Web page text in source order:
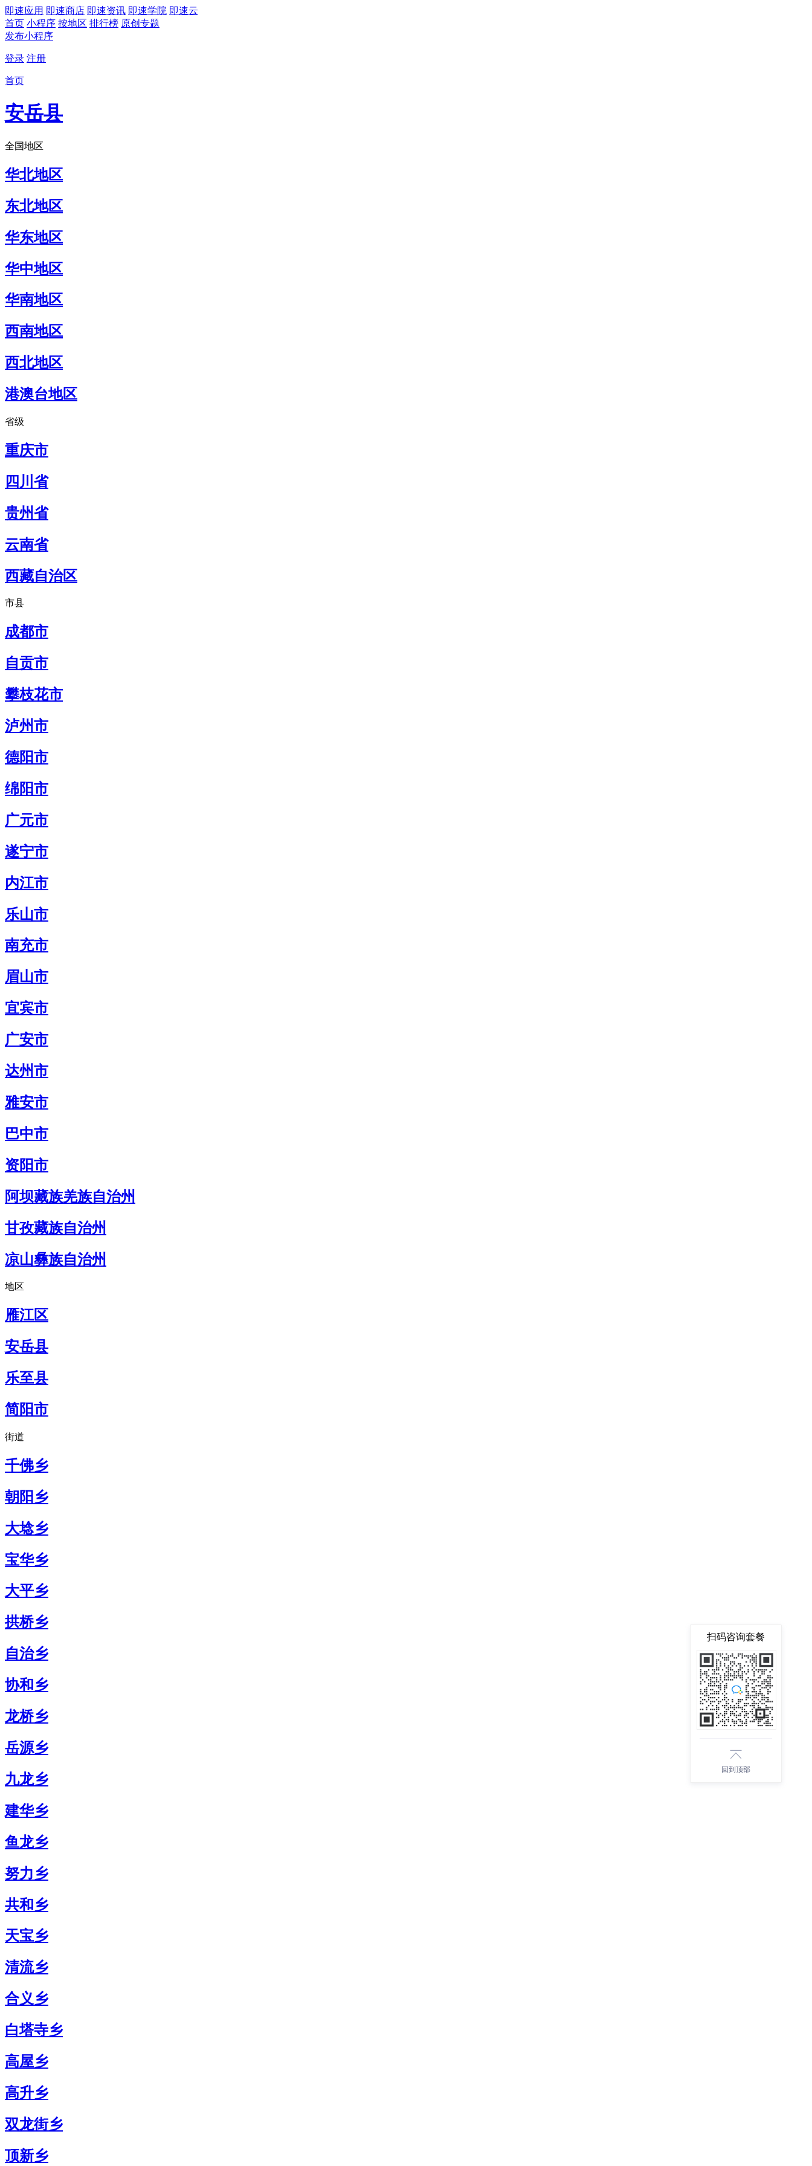
即速应用 即速商店 即速资讯 即速学院 即速云
首页 小程序 按地区 排行榜 原创专题
发布小程序
登录 注册
首页
安岳县
全国地区
华北地区
东北地区
华东地区
华中地区
华南地区
西南地区
西北地区
港澳台地区
省级
重庆市
四川省
贵州省
云南省
西藏自治区
市县
成都市
自贡市
攀枝花市
泸州市
德阳市
绵阳市
广元市
遂宁市
内江市
乐山市
南充市
眉山市
宜宾市
广安市
达州市
雅安市
巴中市
资阳市
阿坝藏族羌族自治州
甘孜藏族自治州
凉山彝族自治州
地区
雁江区
安岳县
乐至县
简阳市
街道
千佛乡
朝阳乡
大埝乡
宝华乡
大平乡
拱桥乡
自治乡
协和乡
龙桥乡
岳源乡
九龙乡
建华乡
鱼龙乡
努力乡
共和乡
天宝乡
清流乡
合义乡
白塔寺乡
高屋乡
高升乡
双龙街乡
顶新乡
扫码咨询套餐
回到顶部